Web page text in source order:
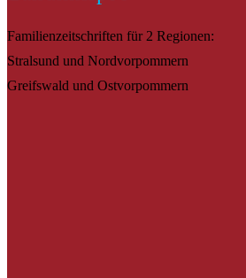
Familienzeitschriften für 2 Regionen:
Stralsund und Nordvorpommern
Greifswald und Ostvorpommern